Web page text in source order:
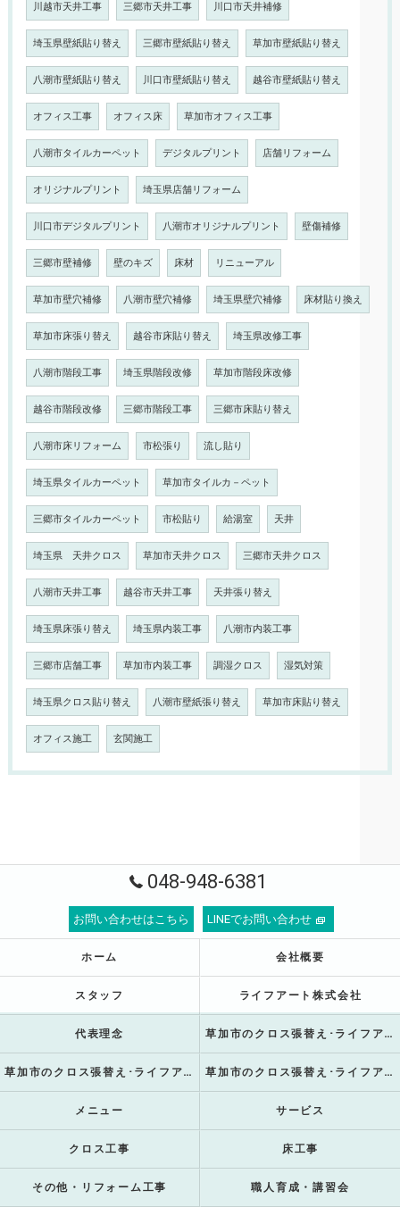
川越市天井工事 三郷市天井工事 川口市天井補修
埼玉県壁紙貼り替え 三郷市壁紙貼り替え 草加市壁紙貼り替え
八潮市壁紙貼り替え 川口市壁紙貼り替え 越谷市壁紙貼り替え
オフィス工事 オフィス床 草加市オフィス工事
八潮市タイルカーペット デジタルプリント 店舗リフォーム
オリジナルプリント 埼玉県店舗リフォーム
川口市デジタルプリント 八潮市オリジナルプリント 壁傷補修
三郷市壁補修 壁のキズ 床材 リニューアル
草加市壁穴補修 八潮市壁穴補修 埼玉県壁穴補修 床材貼り換え
草加市床張り替え 越谷市床貼り替え 埼玉県改修工事
八潮市階段工事 埼玉県階段改修 草加市階段床改修
越谷市階段改修 三郷市階段工事 三郷市床貼り替え
八潮市床リフォーム 市松張り 流し貼り
埼玉県タイルカーペット 草加市タイルカ－ペット
三郷市タイルカーペット 市松貼り 給湯室 天井
埼玉県 天井クロス 草加市天井クロス 三郷市天井クロス
八潮市天井工事 越谷市天井工事 天井張り替え
埼玉県床張り替え 埼玉県内装工事 八潮市内装工事
三郷市店舗工事 草加市内装工事 調湿クロス 湿気対策
埼玉県クロス貼り替え 八潮市壁紙張り替え 草加市床貼り替え
オフィス施工 玄関施工
048-948-6381
お問い合わせはこちら LINEでお問い合わせ
ホーム 会社概要
スタッフ ライフアート株式会社
代表理念 草加市のクロス張替え･ライフアート株式会社の口コミ情報
草加市のクロス張替え･ライフアート株式会社の評判 草加市のクロス張替え･ライフアート株式会社のお客様の声
メニュー サービス
クロス工事 床工事
その他・リフォーム工事 職人育成・講習会